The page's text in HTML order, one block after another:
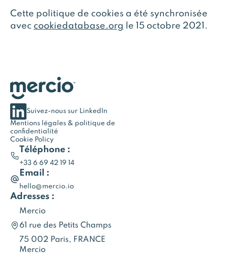
Cette politique de cookies a été synchronisée
avec cookiedatabase.org le 15 octobre 2021.
Suivez-nous sur LinkedIn
Mentions légales & politique de
confidentialité
Cookie Policy
Téléphone :
+33 6 69 42 19 14
Email :
hello@mercio.io
Adresses :
Mercio
61 rue des Petits Champs
75 002 Paris, FRANCE
Mercio